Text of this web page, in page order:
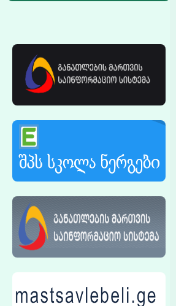
30 31 1 2 3 4 5